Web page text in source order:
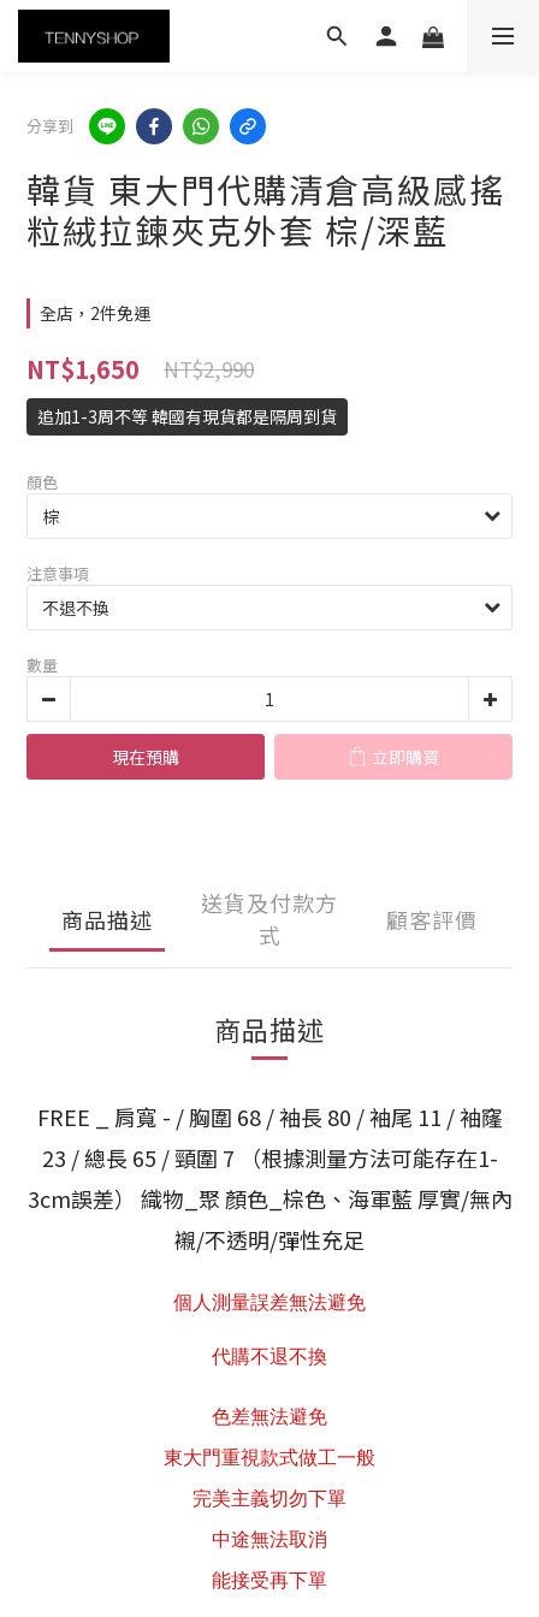
分享到
韓貨 東大門代購清倉高級感搖
粒絨拉鍊夾克外套 棕/深藍
全店，2件免運
NT$1,650 NT$2,990
追加1-3周不等 韓國有現貨都是隔周到貨
顏色
注意事項
數量
現在預購 立即購買
商品描述
送貨及付款方
式
顧客評價
商品描述
FREE _ 肩寬 - / 胸圍 68 / 袖長 80 / 袖尾 11 / 袖窿
23 / 總長 65 / 頸圍 7 （根據測量方法可能存在1-
3cm誤差） 織物_聚 顏色_棕色、海軍藍 厚實/無內
襯/不透明/彈性充足
個人測量誤差無法避免
代購不退不換
色差無法避免
東大門重視款式做工一般
完美主義切勿下單
中途無法取消
能接受再下單